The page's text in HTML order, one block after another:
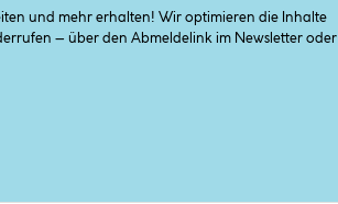
und mehr erhalten! Wir optimieren die Inhalte
– über den Abmeldelink im Newsletter oder